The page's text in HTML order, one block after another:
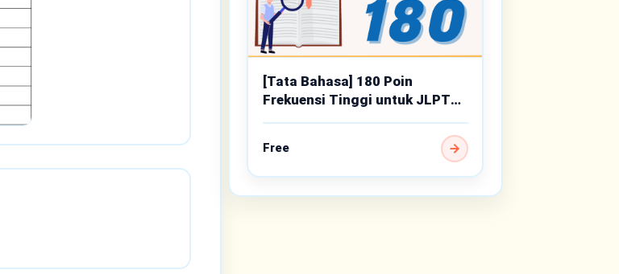
[Tata Bahasa] 180 Poin
Frekuensi Tinggi untuk JLPT
N5
Free